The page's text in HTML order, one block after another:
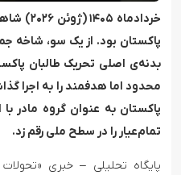
پاکستان بود. از یک سو، شاخه
محدود اما هدفمند را به اجرا
تمام‌عیار را در سطح ملی رقم زد.
پایگاه تحلیلی – خبری